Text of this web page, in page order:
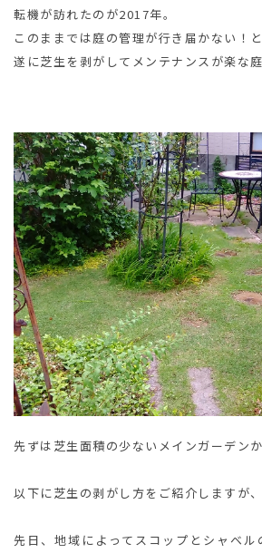
転機が訪れたのが2017年。
このままでは庭の管理が行き届かない！
遂に芝生を剥がしてメンテナンスが楽な
先ずは芝生面積の少ないメインガーデンか
以下に芝生の剥がし方をご紹介しますが、
先日、地域によってスコップとシャベル